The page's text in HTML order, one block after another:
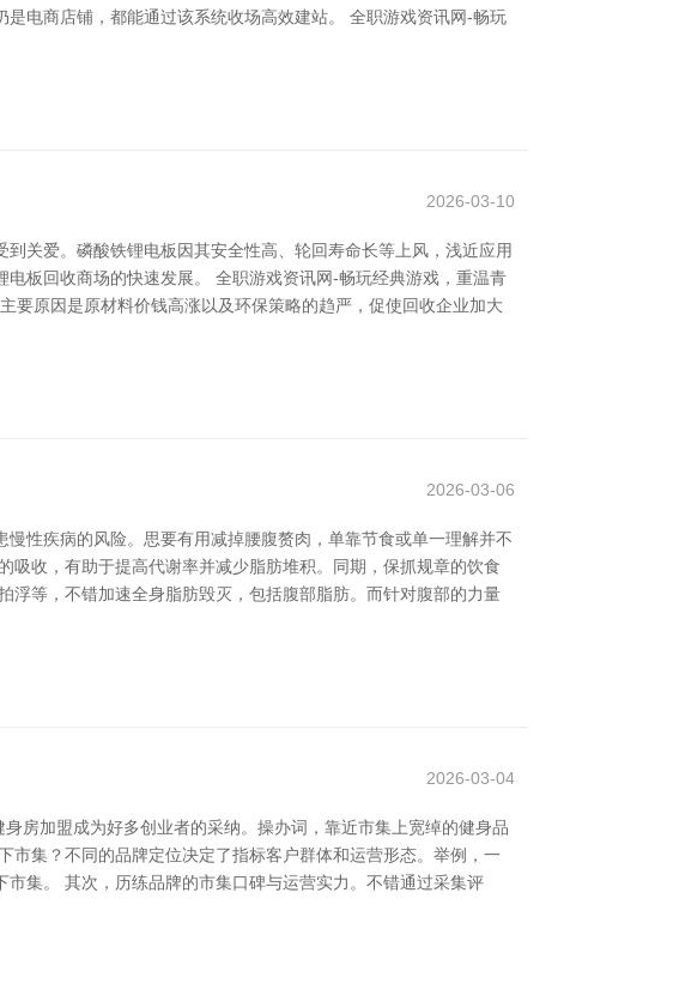
电商店铺，都能通过该系统收场高效建站。 全职游戏资讯网-畅玩
2026-03-10
关爱。磷酸铁锂电板因其安全性高、轮回寿命长等上风，浅近应用
板回收商场的快速发展。 全职游戏资讯网-畅玩经典游戏，重温青
要原因是原材料价钱高涨以及环保策略的趋严，促使回收企业加大
2026-03-06
性疾病的风险。思要有用减掉腰腹赘肉，单靠节食或单一理解并不
收，有助于提高代谢率并减少脂肪堆积。同期，保抓规章的饮食
浮等，不错加速全身脂肪毁灭，包括腹部脂肪。而针对腹部的力量
2026-03-04
房加盟成为好多创业者的采纳。操办词，靠近市集上宽绰的健身品
市集？不同的品牌定位决定了指标客户群体和运营形态。举例，一
集。 其次，历练品牌的市集口碑与运营实力。不错通过采集评